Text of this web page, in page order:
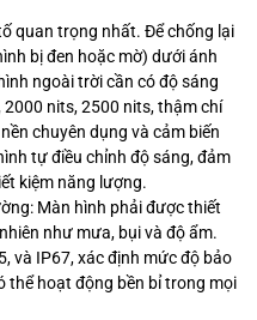
quan trọng nhất. Để chống lại
bị đen hoặc mờ) dưới ánh
ngoài trời cần có độ sáng
nits, 2500 nits, thậm chí
chuyên dụng và cảm biến
tự điều chỉnh độ sáng, đảm
kiệm năng lượng.
Màn hình phải được thiết
như mưa, bụi và độ ẩm.
và IP67, xác định mức độ bảo
thể hoạt động bền bỉ trong mọi